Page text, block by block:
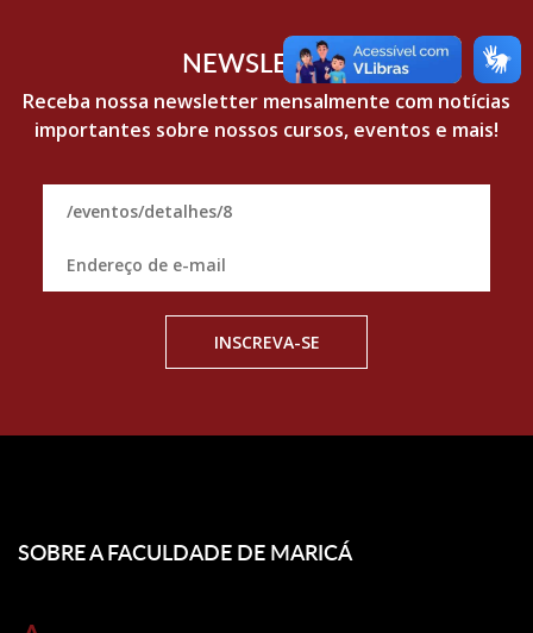
NEWSLETTER
Receba nossa newsletter mensalmente com notícias
importantes sobre nossos cursos, eventos e mais!
INSCREVA-SE
SOBRE A FACULDADE DE MARICÁ